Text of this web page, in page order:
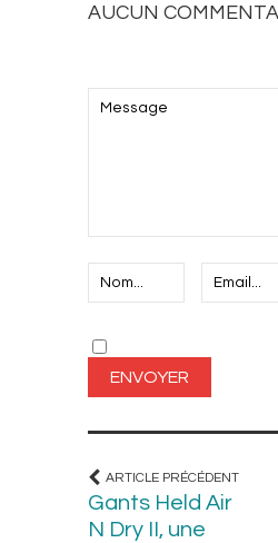
AUCUN
ARTICLE PRÉCÉDENT
Gants Held Air
N Dry II, une